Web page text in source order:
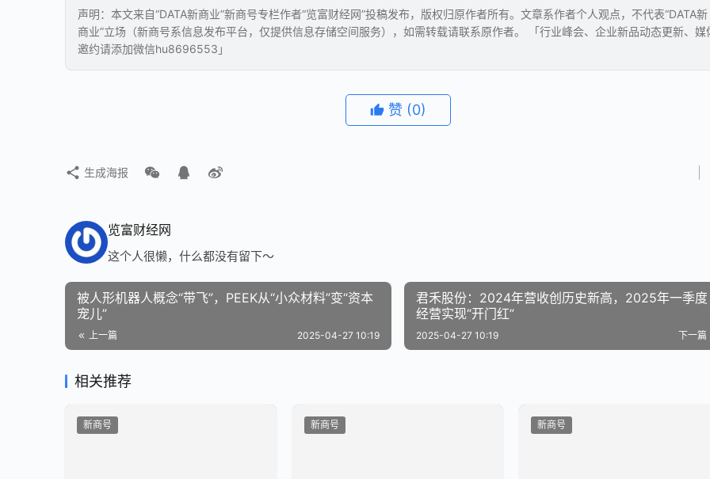
声明：本文来自“DATA新商业”新商号专栏作者“览富财经网”投稿发布，版权归原作者所有。文章系作者个人观点，不代表“DATA新
商业”立场（新商号系信息发布平台，仅提供信息存储空间服务），如需转载请联系原作者。 「行业峰会、企业新品动态更新、媒
邀约请添加微信hu8696553」
赞 (0)
生成海报
览富财经网
这个人很懒，什么都没有留下～
被人形机器人概念“带飞”，PEEK从“小众材料”变“资本
宠儿”
上一篇 2025-04-27 10:19
君禾股份：2024年营收创历史新高，2025年一季度
经营实现“开门红”
下一篇
2025-04-27 10:19
相关推荐
新商号 新商号 新商号